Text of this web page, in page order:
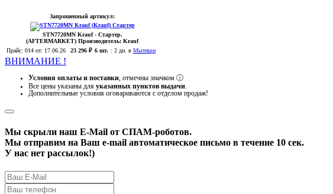
Запрошенный артикул:
STN7720MN Krauf- Стартер.
(AFTERMARKET) Производитель: Krauf
Прайс: 014 от: 17.06.26 23 296 ₽ 6 шт. : 2 дн. в Мытищи
ВНИМАНИЕ !
Условия оплаты и поставки , отмечны значком ⓘ
Все цены указаны для указанных пунктов выдачи
Дополнительные условия оговариваются с отделом продаж!
Мы скрыли наш E-Mail от СПАМ-роботов.
Мы отправим на Ваш e-mail автоматическое письмо в течение 10 сек.
У нас нет рассылок!)